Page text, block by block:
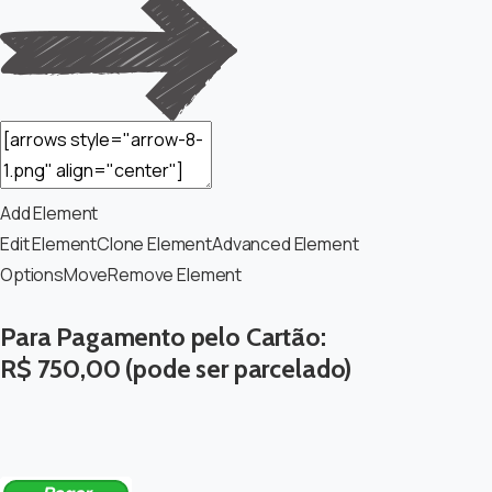
Add Element
Edit ElementClone ElementAdvanced Element
OptionsMoveRemove Element
Para Pagamento pelo Cartão:
R$ 750,00 (pode ser parcelado)